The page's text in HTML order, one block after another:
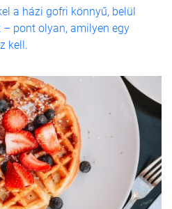
a házi gofri könnyű, belül
pont olyan, amilyen egy
kell.